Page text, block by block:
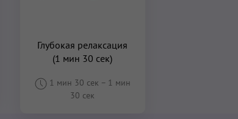
Глубокая релаксация
(1 мин 30 сек)
1 мин 30 сек – 1 мин
30 сек